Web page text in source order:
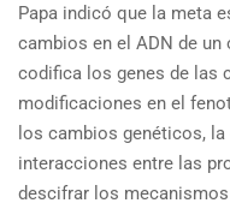
Papa indicó que la meta
cambios en el ADN de
codifica los genes de las
modificaciones en el
los cambios genéticos,
interacciones entre las
descifrar los